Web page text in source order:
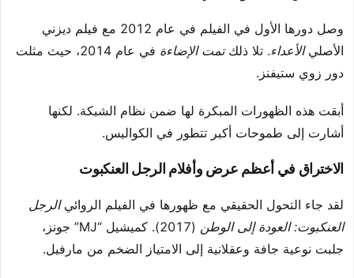
وصل دورها الأول في الفيلم في عام 2012 مع فيلم ديزني
الأصليالأعداء. تلا ذلكتمت الإضاءة
في عام 2014، حيث مثلت
دور زوي ستيفنز.
أبقت هذه الظهورات المبكرة لها ضمن نظام الشبكة. لكنها
أشارت إلى طموحات أكبر تتطور في الكواليس.
الاختراق في أعظم عرض وأفلام الرجل العنكبوت
لقد جاء التحول الحقيقي مع ظهورها في الفيلم الروائيالرجل
العنكبوت: العودة إلى الوطن
(2017). كميشيل “MJ” جونز،
جلبت نوعية جافة وعقلانية إلى الامتياز الضخم من مارفيل.